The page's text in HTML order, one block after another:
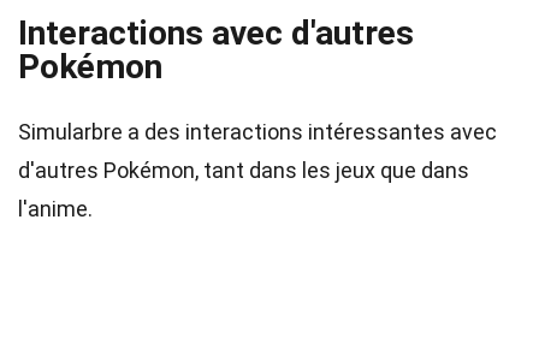
Interactions avec d'autres
Pokémon
Simularbre a des interactions intéressantes avec
d'autres Pokémon, tant dans les jeux que dans
l'anime.